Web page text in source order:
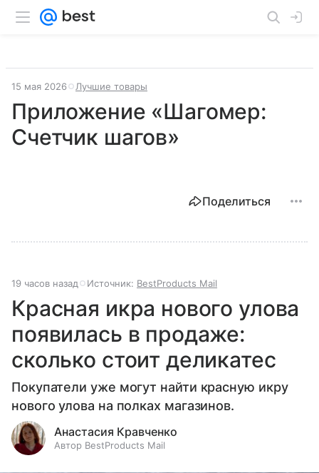
15 мая 2026 Лучшие товары
Приложение «Шагомер:
Счетчик шагов»
Поделиться
19 часов назад Источник: BestProducts Mail
Красная икра нового улова
появилась в продаже:
сколько стоит деликатес
Покупатели уже могут найти красную икру
нового улова на полках магазинов.
Анастасия Кравченко
Автор BestProducts Mail